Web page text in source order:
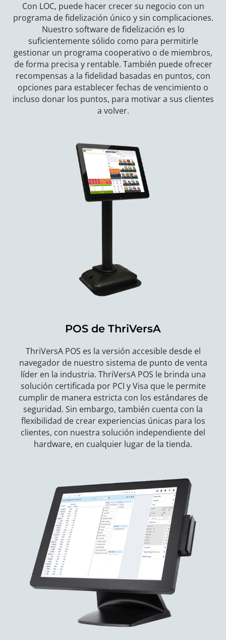
Con LOC, puede hacer crecer su negocio con un
programa de fidelización único y sin complicaciones.
Nuestro software de fidelización es lo
suficientemente sólido como para permitirle
gestionar un programa cooperativo o de miembros,
de forma precisa y rentable. También puede ofrecer
recompensas a la fidelidad basadas en puntos, con
opciones para establecer fechas de vencimiento o
incluso donar los puntos, para motivar a sus clientes
a volver.
POS de ThriVersA
ThriVersA POS es la versión accesible desde el
navegador de nuestro sistema de punto de venta
líder en la industria. ThriVersA POS le brinda una
solución certificada por PCI y Visa que le permite
cumplir de manera estricta con los estándares de
seguridad. Sin embargo, también cuenta con la
flexibilidad de crear experiencias únicas para los
clientes, con nuestra solución independiente del
hardware, en cualquier lugar de la tienda.